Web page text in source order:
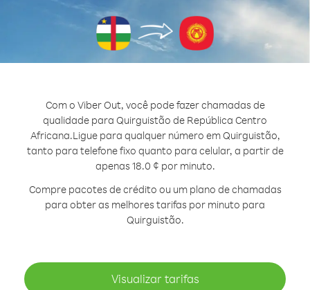
Com o Viber Out, você pode fazer chamadas de
qualidade para Quirguistão de República Centro
Africana.Ligue para qualquer número em Quirguistão,
tanto para telefone fixo quanto para celular, a partir de
apenas 18.0 ¢ por minuto.
Compre pacotes de crédito ou um plano de chamadas
para obter as melhores tarifas por minuto para
Quirguistão.
Visualizar tarifas